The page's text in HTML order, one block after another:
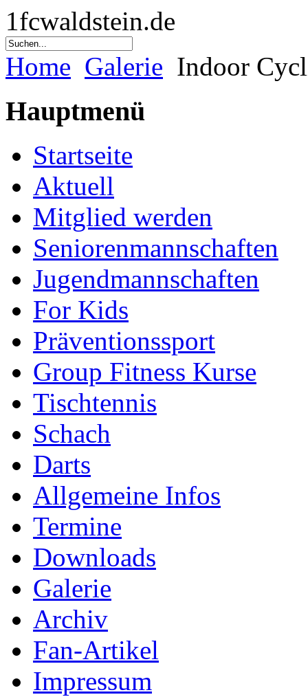
1fcwaldstein.de
Home Galerie Indoor
Hauptmenü
Startseite
Aktuell
Mitglied werden
Seniorenmannschaften
Jugendmannschaften
For Kids
Präventionssport
Group Fitness Kurse
Tischtennis
Schach
Darts
Allgemeine Infos
Termine
Downloads
Galerie
Archiv
Fan-Artikel
Impressum